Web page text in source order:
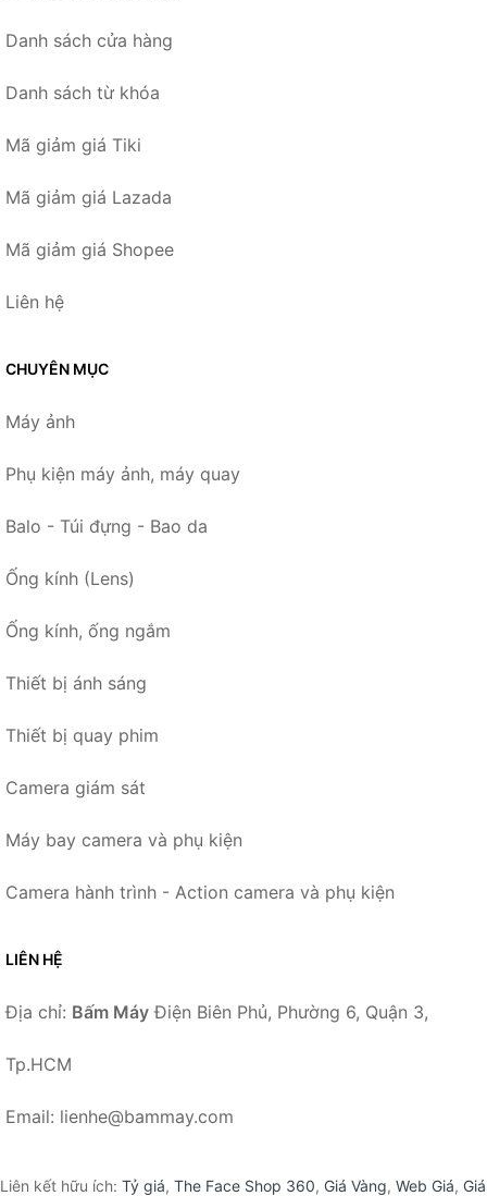
Danh sách cửa hàng
Danh sách từ khóa
Mã giảm giá Tiki
Mã giảm giá Lazada
Mã giảm giá Shopee
Liên hệ
CHUYÊN MỤC
Máy ảnh
Phụ kiện máy ảnh, máy quay
Balo - Túi đựng - Bao da
Ống kính (Lens)
Ống kính, ống ngắm
Thiết bị ánh sáng
Thiết bị quay phim
Camera giám sát
Máy bay camera và phụ kiện
Camera hành trình - Action camera và phụ kiện
LIÊN HỆ
Địa chỉ: Bấm Máy Điện Biên Phủ, Phường 6, Quận 3,
Tp.HCM
Email: lienhe@bammay.com
Liên kết hữu ích: Tỷ giá, The Face Shop 360, Giá Vàng, Web Giá, Giá